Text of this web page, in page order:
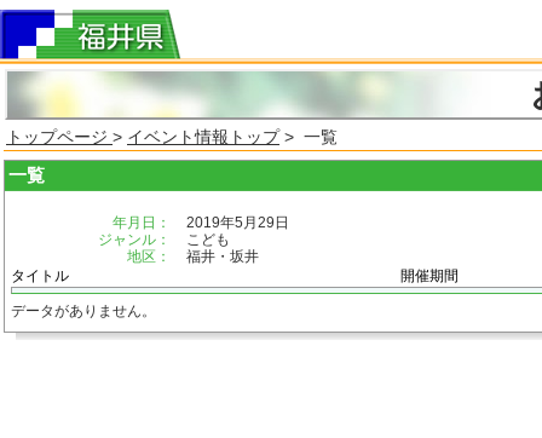
トップページ > イベント情報トップ> 一覧
一覧
年月日：
2019年5月29日
ジャンル：
こども
地区：
福井・坂井
タイトル
開催期間
データがありません。